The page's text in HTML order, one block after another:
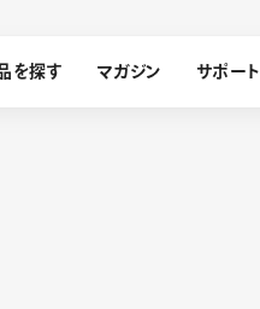
を探す マガジン サポート